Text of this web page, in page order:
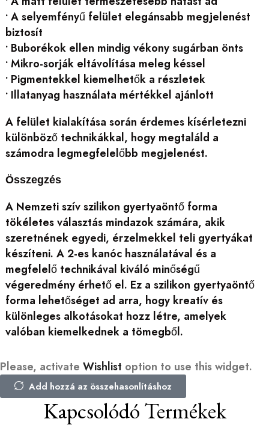
• A selyemfényű felület elegánsabb megjelenést
biztosít
• Buborékok ellen mindig vékony sugárban önts
• Mikro-sorják eltávolítása meleg késsel
• Pigmentekkel kiemelhetők a részletek
• Illatanyag használata mértékkel ajánlott
A felület kialakítása során érdemes kísérletezni
különböző technikákkal, hogy megtaláld a
számodra legmegfelelőbb megjelenést.
Összegzés
A Nemzeti szív szilikon gyertyaöntő forma
tökéletes választás mindazok számára, akik
szeretnének egyedi, érzelmekkel teli gyertyákat
készíteni. A 2-es kanóc használatával és a
megfelelő technikával kiváló minőségű
végeredmény érhető el. Ez a szilikon gyertyaöntő
forma lehetőséget ad arra, hogy kreatív és
különleges alkotásokat hozz létre, amelyek
valóban kiemelkednek a tömegből.
Please, activate Wishlist option to use this widget.
Add hozzá az összehasonlításhoz
Kapcsolódó Termékek